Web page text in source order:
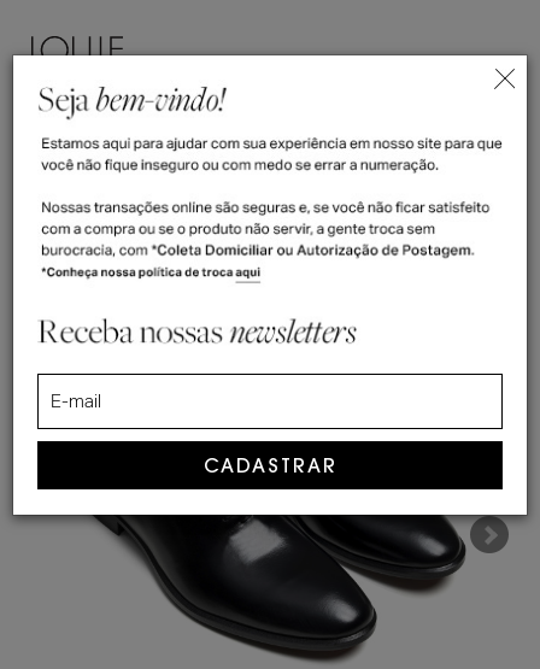
Home>Oxford>
Sapato Social Wholecut Oxford Evan